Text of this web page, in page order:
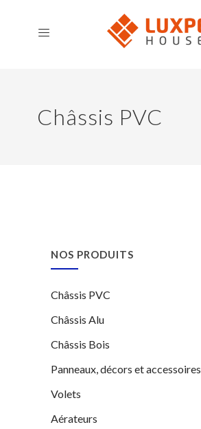
Châssis PVC
NOS PRODUITS
Châssis PVC
Châssis Alu
Châssis Bois
Panneaux, décors et accessoires
Volets
Aérateurs